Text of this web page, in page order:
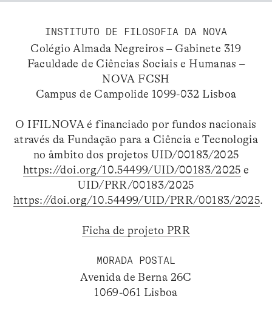
INSTITUTO DE FILOSOFIA DA NOVA
Colégio Almada Negreiros – Gabinete 319
Faculdade de Ciências Sociais e Humanas –
NOVA FCSH
Campus de Campolide 1099-032 Lisboa
O IFILNOVA é financiado por fundos nacionais
através da Fundação para a Ciência e Tecnologia
no âmbito dos projetos UID/00183/2025
https://doi.org/10.54499/UID/00183/2025 e
UID/PRR/00183/2025
https://doi.org/10.54499/UID/PRR/00183/2025.
Ficha de projeto PRR
MORADA POSTAL
Avenida de Berna 26C
1069-061 Lisboa